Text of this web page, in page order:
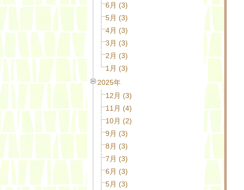
6月 (3)
5月 (3)
4月 (3)
3月 (3)
2月 (3)
1月 (3)
2025年
12月 (3)
11月 (4)
10月 (2)
9月 (3)
8月 (3)
7月 (3)
6月 (3)
5月 (3)